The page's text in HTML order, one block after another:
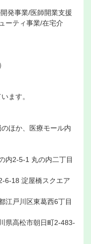
発事業/医師開業支援
ーティ事業/在宅介
ます。
ほか、医療モール内
内2-5-1 丸の内二丁目
6-18 淀屋橋スクエア
江戸川区東葛西6丁目
県高松市朝日町2-483-